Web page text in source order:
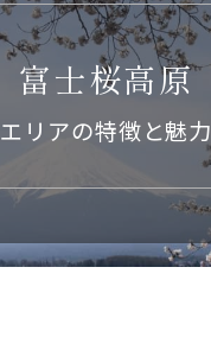
富士桜高原
エリアの特徴と魅力